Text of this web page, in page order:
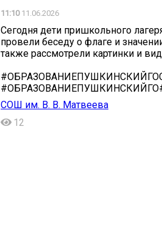
11:1011.06.2026
Сегодня дети пришкольного
провели беседу о флаге и
также рассмотрели картинки и
СОШ им. В. В. Матвеева
12